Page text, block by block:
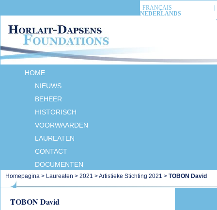
FRANÇAIS
NEDERLANDS
HOME
NIEUWS
BEHEER
HISTORISCH
VOORWAARDEN
LAUREATEN
CONTACT
DOCUMENTEN
Homepagina > Laureaten > 2021 >Artistieke Stichting 2021 > TOBON David
TOBON David